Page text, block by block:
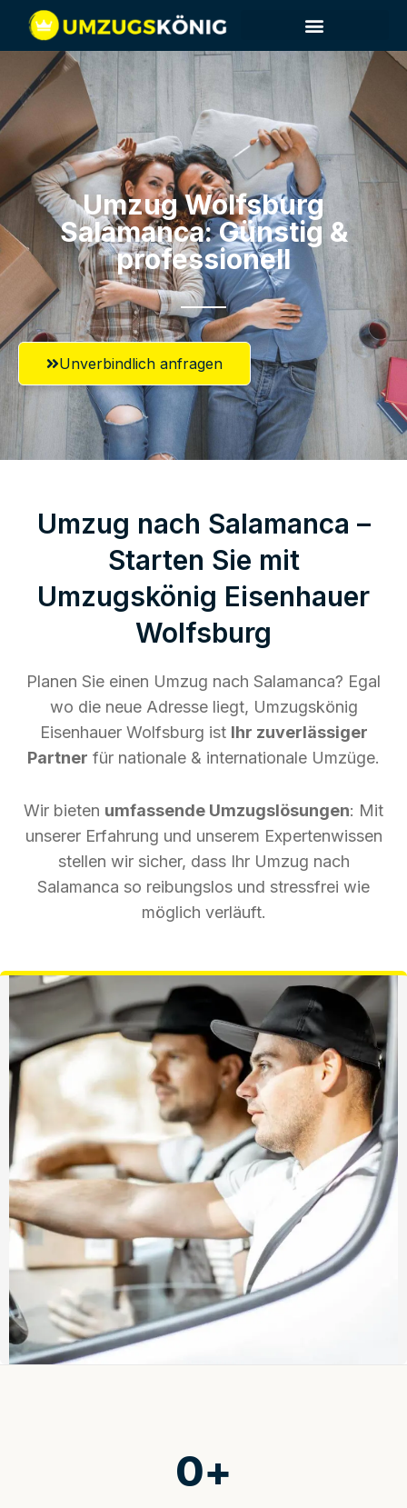
Umzug Wolfsburg​
Salamanca: Günstig &
professionell​
Unverbindlich anfragen
Umzug nach Salamanca –
Starten Sie mit
Umzugskönig Eisenhauer
Wolfsburg
Planen Sie einen Umzug nach Salamanca? Egal
wo die neue Adresse liegt, Umzugskönig
Eisenhauer Wolfsburg ist Ihr zuverlässiger
Partner für nationale & internationale Umzüge.
Wir bieten umfassende Umzugslösungen: Mit
unserer Erfahrung und unserem Expertenwissen
stellen wir sicher, dass Ihr Umzug nach
Salamanca so reibungslos und stressfrei wie
möglich verläuft.
0+